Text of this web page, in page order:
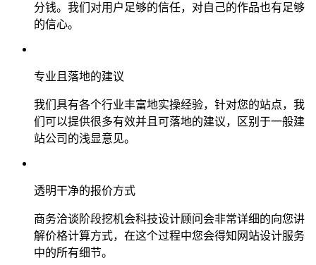
分钱。我们对用户足够的信任，对自己的作品也有足够
的信心。
专业且落地的建议
我们具有各个行业丰富地实操经验，针对您的站点，我
们可以提供很多有效并且可落地的建议，区别于一般建
站公司的浅显意见。
透明干净的报价方式
商务洽谈阶段挖机会科技设计顾问会非常详细的向您讲
解价格计算方式，在这个过程中您会得知网站设计服务
中的所有细节。